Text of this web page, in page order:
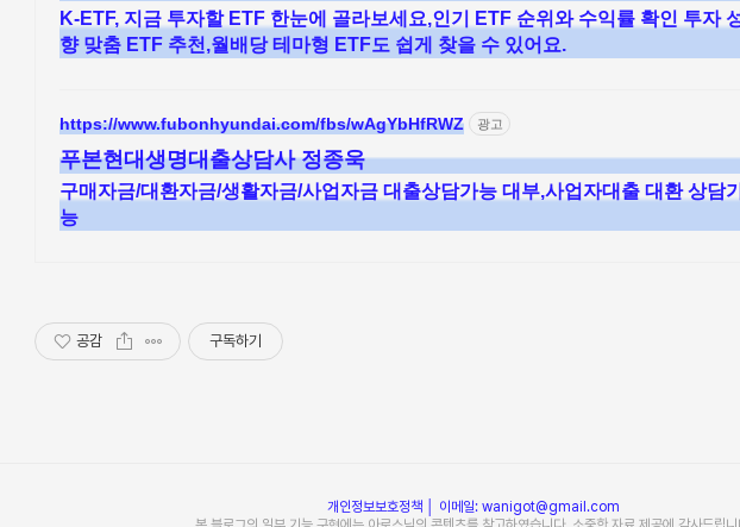
K-ETF, 지금 투자할 ETF 한눈에 골라보세요,인기 ETF 순위와 수익률 확인 투자
향 맞춤 ETF 추천,월배당 테마형 ETF도 쉽게 찾을 수 있어요.
https://www.fubonhyundai.com/fbs/wAgYbHfRWZ 광고
푸본현대생명대출상담사 정종욱
구매자금/대환자금/생활자금/사업자금 대출상담가능 대부,사업자대출 대환 상담
능
공감 구독하기
개인정보보호정책 │ 이메일: wanigot@gmail.com